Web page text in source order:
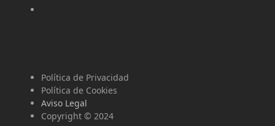
Política de Privacidad
Política de Cookies
Aviso Legal
Copyright © 2024